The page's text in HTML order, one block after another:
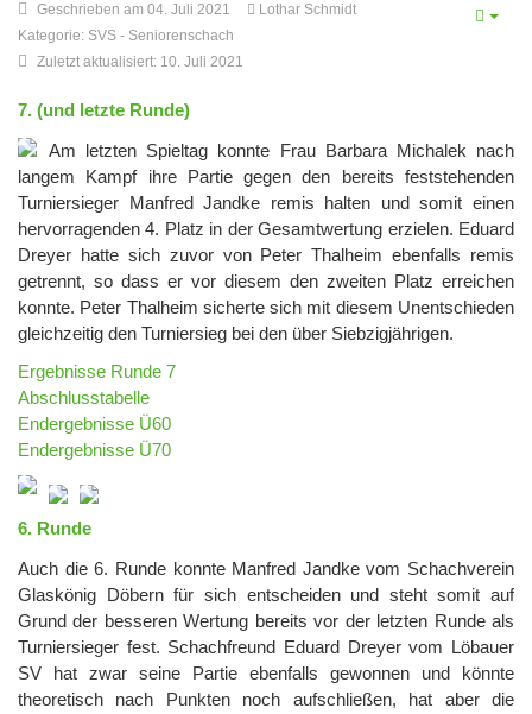
Geschrieben am 04. Juli 2021
Lothar Schmidt
Kategorie: SVS - Seniorenschach
Zuletzt aktualisiert: 10. Juli 2021
7. (und letzte Runde)
Am letzten Spieltag konnte Frau Barbara Michalek nach
langem Kampf ihre Partie gegen den bereits feststehenden
Turniersieger Manfred Jandke remis halten und somit einen
hervorragenden 4. Platz in der Gesamtwertung erzielen. Eduard
Dreyer hatte sich zuvor von Peter Thalheim ebenfalls remis
getrennt, so dass er vor diesem den zweiten Platz erreichen
konnte. Peter Thalheim sicherte sich mit diesem Unentschieden
gleichzeitig den Turniersieg bei den über Siebzigjährigen.
Ergebnisse Runde 7
Abschlusstabelle
Endergebnisse Ü60
Endergebnisse Ü70
6. Runde
Auch die 6. Runde konnte Manfred Jandke vom Schachverein
Glaskönig Döbern für sich entscheiden und steht somit auf
Grund der besseren Wertung bereits vor der letzten Runde als
Turniersieger fest. Schachfreund Eduard Dreyer vom Löbauer
SV hat zwar seine Partie ebenfalls gewonnen und könnte
theoretisch nach Punkten noch aufschließen, hat aber die